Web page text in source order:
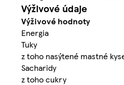
Výživové údaje
Výživové hodnoty
Energia
Tuky
z toho nasýtené mastné
Sacharidy
z toho cukry